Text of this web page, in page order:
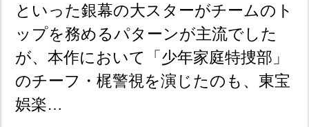
といった銀幕の大スターがチームのト
ップを務めるパターンが主流でした
が、本作において「少年家庭特捜部」
のチーフ・梶警視を演じたのも、東宝
娯楽…